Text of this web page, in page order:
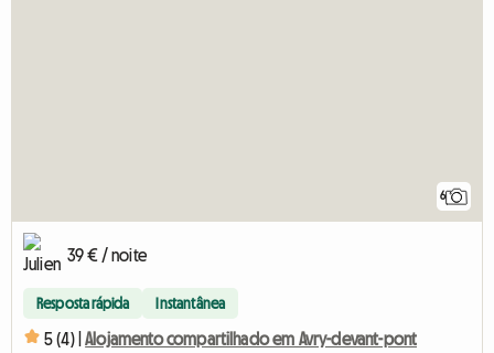
6
39 € / noite
Resposta rápida Instantânea
5 (4) | Alojamento compartilhado em Avry-devant-pont